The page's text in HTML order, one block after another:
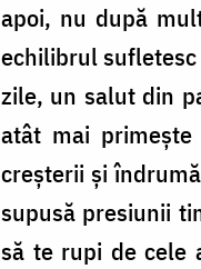
apoi, nu după
echilibrul
zile, un salut din
atât mai
creșterii și
supusă presiunii
să te rupi de cele